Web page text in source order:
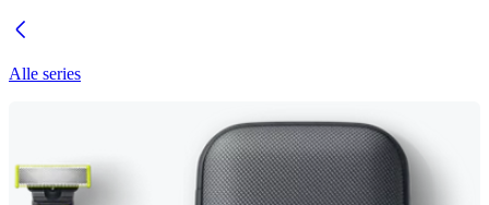
Alle series